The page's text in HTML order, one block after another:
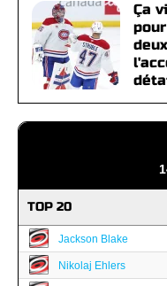
Ça
TOP 20
Jackson Blake
Nikolaj Ehlers